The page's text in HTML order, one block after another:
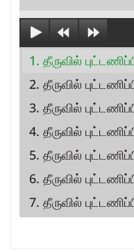
1. தீருவில்
2. தீருவில்
3. தீருவில்
4. தீருவில்
5. தீருவில்
6. தீருவில்
7. தீருவில்